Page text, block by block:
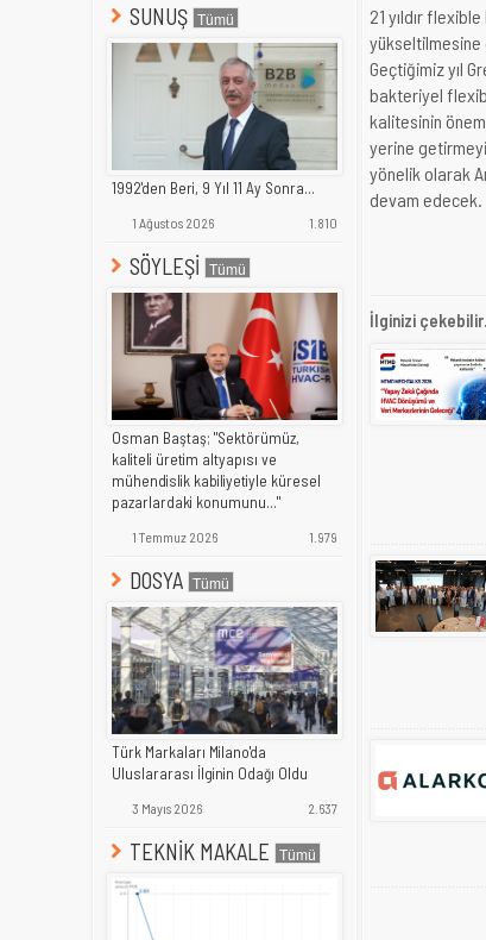
SUNUŞ
1992'den Beri, 9 Yıl 11 Ay Sonra...
1 Ağustos 2026 1.810
SÖYLEŞİ
Osman Baştaş; "Sektörümüz,
kaliteli üretim altyapısı ve
mühendislik kabiliyetiyle küresel
pazarlardaki konumunu..."
1 Temmuz 2026 1.979
DOSYA
Türk Markaları Milano'da
Uluslararası İlginin Odağı Oldu
3 Mayıs 2026 2.637
TEKNİK MAKALE
21 yıldır
yükseltilmesine
Geçtiğimiz yıl
bakteriyel
kalitesinin
yerine
yönelik olarak
devam edecek.
İlginizi